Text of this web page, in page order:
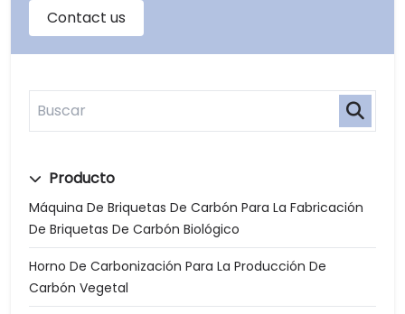
Producto
Máquina De Briquetas De Carbón Para La Fabricación
De Briquetas De Carbón Biológico
Horno De Carbonización Para La Producción De
Carbón Vegetal